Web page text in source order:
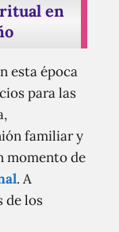
en
esta época
para las
familiar y
momento de
. A
de los